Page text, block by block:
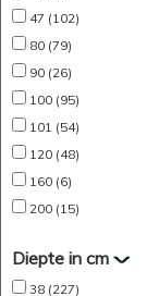
47 (102)
80 (79)
90 (26)
100 (95)
101 (54)
120 (48)
160 (6)
200 (15)
Diepte in cm
38 (227)